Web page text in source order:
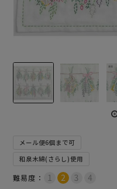
メール便6個まで可
和泉木綿(さらし)使用
難易度：